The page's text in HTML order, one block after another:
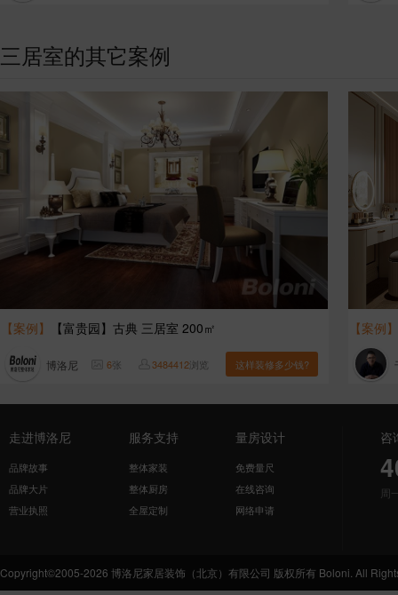
三居室的其它案例
【案例】 【富贵园】古典 三居室 200㎡
博洛尼 6张 3484412浏览 这样装修多少钱?
【案例】
走进博洛尼
品牌故事
品牌大片
营业执照
服务支持
整体家装
整体厨房
全屋定制
量房设计
免费量尺
在线咨询
网络申请
咨
周
Copyright©2005-2026 博洛尼家居装饰（北京）有限公司 版权所有 Boloni. All